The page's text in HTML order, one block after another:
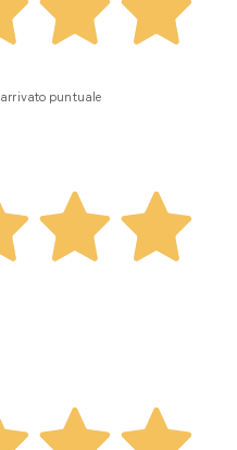
arrivato puntuale